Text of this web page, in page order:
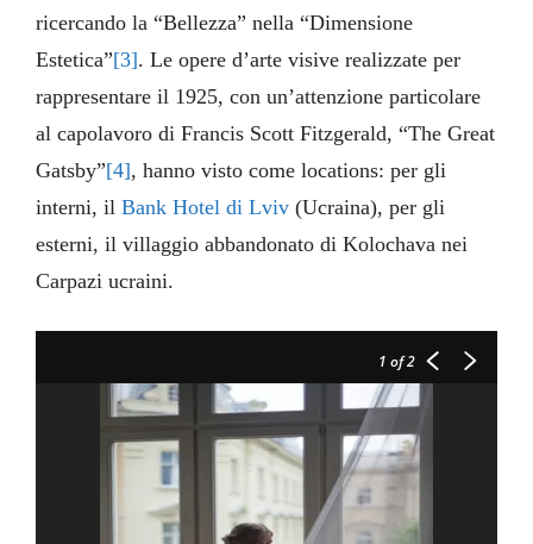
ricercando la “Bellezza” nella “Dimensione
Estetica”[3]. Le opere d’arte visive realizzate per
rappresentare il 1925, con un’attenzione particolare
al capolavoro di Francis Scott Fitzgerald, “The Great
Gatsby”[4], hanno visto come locations: per gli
interni, ilBank Hotel di Lviv (Ucraina), per gli
esterni, il villaggio abbandonato di Kolochava nei
Carpazi ucraini.
1 of 2